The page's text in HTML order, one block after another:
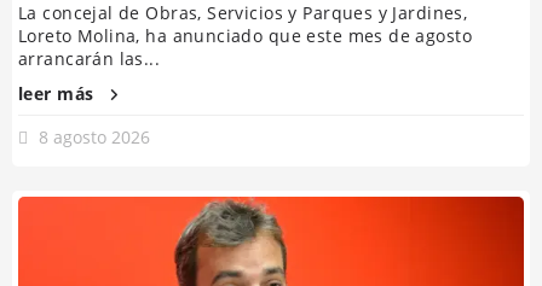
La concejal de Obras, Servicios y Parques y Jardines,
Loreto Molina, ha anunciado que este mes de agosto
arrancarán las...
leer más
8 agosto 2026